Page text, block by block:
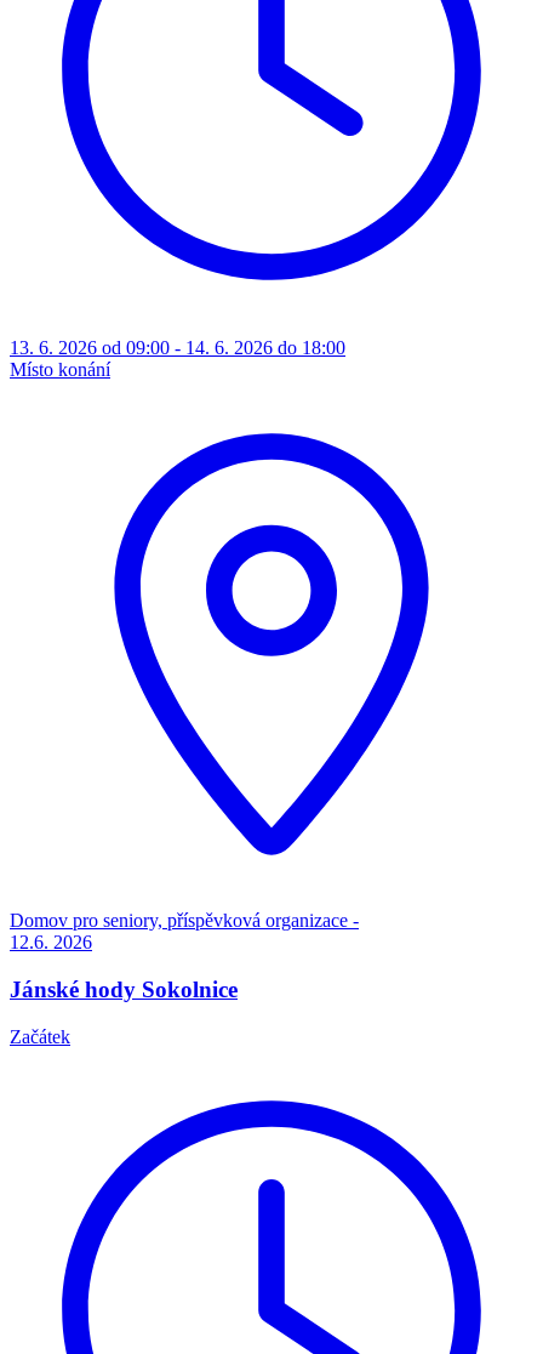
13. 6. 2026 od 09:00 - 14. 6. 2026 do 18:00
Místo konání
Domov pro seniory, příspěvková organizace -
12.6. 2026
Jánské hody Sokolnice
Začátek